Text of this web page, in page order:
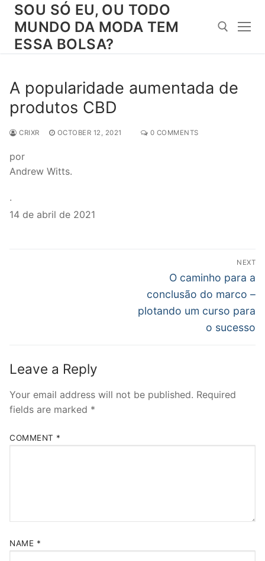
Skip
content
SOU SÓ EU, OU TODO
MUNDO DA MODA TEM
ESSA BOLSA?
A popularidade aumentada de
produtos CBD
CRIXR OCTOBER 12, 2021 0 COMMENTS
por
Andrew Witts.
·
14 de abril de 2021
NEXT
Next
post:
O caminho para a
conclusão do marco –
plotando um curso para
o sucesso
Leave a Reply
Your email address will not be published. Required
fields are marked *
COMMENT *
NAME *